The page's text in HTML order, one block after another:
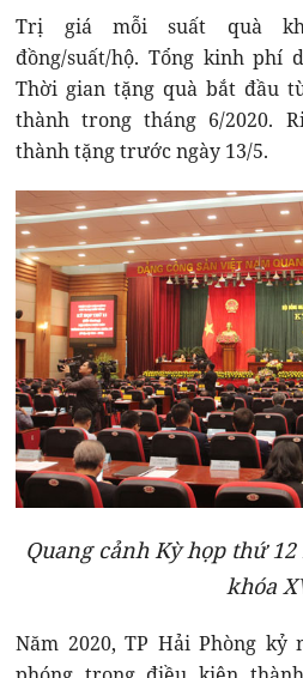
Trị giá mỗi suất quà
đồng/suất/hộ. Tổng kinh phí
Thời gian tặng quà bắt đầu
thành trong tháng 6/2020.
thành tặng trước ngày 13/5.
Quang cảnh Kỳ họp thứ
khóa
Năm 2020, TP Hải Phòng kỷ